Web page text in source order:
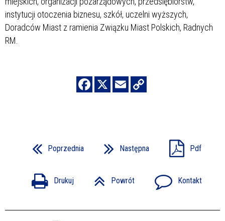
instytucji otoczenia biznesu, szkół, uczelni wyższych,
Doradców Miast z ramienia Związku Miast Polskich, Radnych
RM.
Poprzednia Następna Pdf
Drukuj Powrót Kontakt